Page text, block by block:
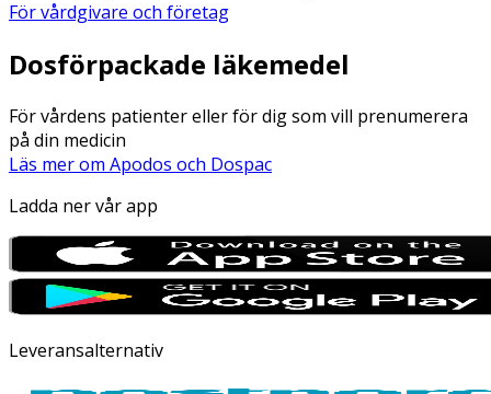
För vårdgivare och företag
Dosförpackade läkemedel
För vårdens patienter eller för dig som vill prenumerera
på din medicin
Läs mer om Apodos och Dospac
Ladda ner vår app
Leveransalternativ